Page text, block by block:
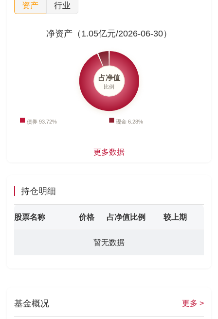
资产 行业
净资产（1.05亿元/2026-06-30）
更多数据
持仓明细
股票名称 价格 占净值比例 较上期
暂无数据
基金概况 更多 >